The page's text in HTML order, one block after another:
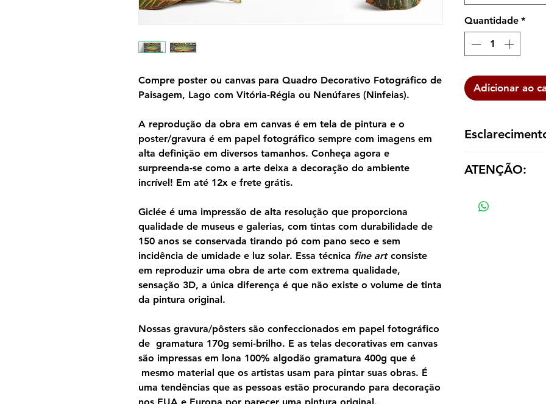
Compre poster ou canvas para Quadro Decorativo Fotográfico de
Paisagem, Lago com Vitória-Régia ou Nenúfares (Ninfeias).
A reprodução da obra em canvas é em tela de pintura e o
poster/gravura é em papel fotográfico sempre com imagens em
alta definição em diversos tamanhos. Conheça agora e
surpreenda-se como a arte deixa a decoração do ambiente
incrível! Em até 12x e frete grátis.
Giclée é uma impressão de alta resolução que proporciona
qualidade de museus e galerias, com tintas com durabilidade de
150 anos se conservada tirando pó com pano seco e sem
incidência de umidade e luz solar. Essa técnica fine artconsiste
em reproduzir uma obra de arte com extrema qualidade,
sensação 3D, a única diferença é que não existe o volume de tinta
da pintura original.
Nossas gravura/pôsters são confeccionados em papel fotográfico
de gramatura 170g semi-brilho. E as telas decorativas em canvas
são impressas em lona 100% algodão gramatura 400g que é
mesmo material que os artistas usam para pintar suas obras. É
uma tendências que as pessoas estão procurando para decoração
Quantidade *
Adicionar ao
dentro de um tubo
ATENÇÃO:
tamanho e material